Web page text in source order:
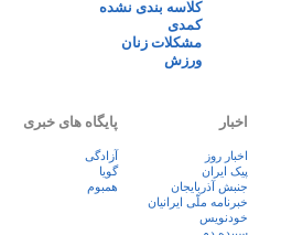
کلاسه بندی نشده
کمدی
مشکلات زنان
ورزش
اخبار
اخبار روز
پيک ايران
جنبش آذربایجان
خبرنامه ملّی ایرانیان
خودنویس
پایگاه های خبری
آزادگی
گویا
همبوم